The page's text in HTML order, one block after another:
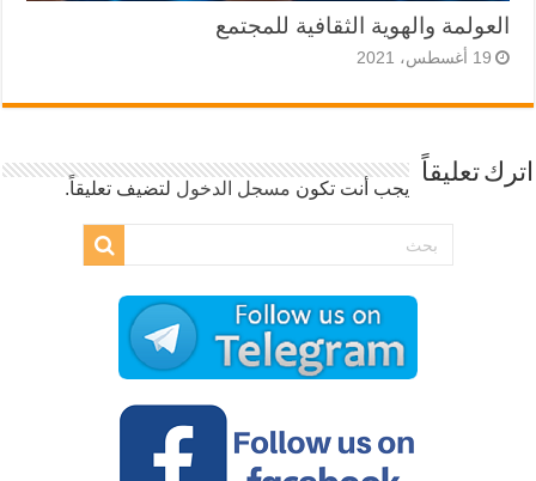
العولمة والهوية الثقافية للمجتمع
19 أغسطس، 2021
اترك تعليقاً
يجب أنت تكون مسجل الدخول لتضيف تعليقاً.